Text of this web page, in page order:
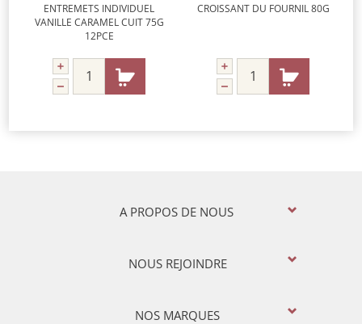
ENTREMETS INDIVIDUEL
VANILLE CARAMEL CUIT 75G
12PCE
CROISSANT DU FOURNIL 80G
A PROPOS DE NOUS
NOUS REJOINDRE
NOS MARQUES